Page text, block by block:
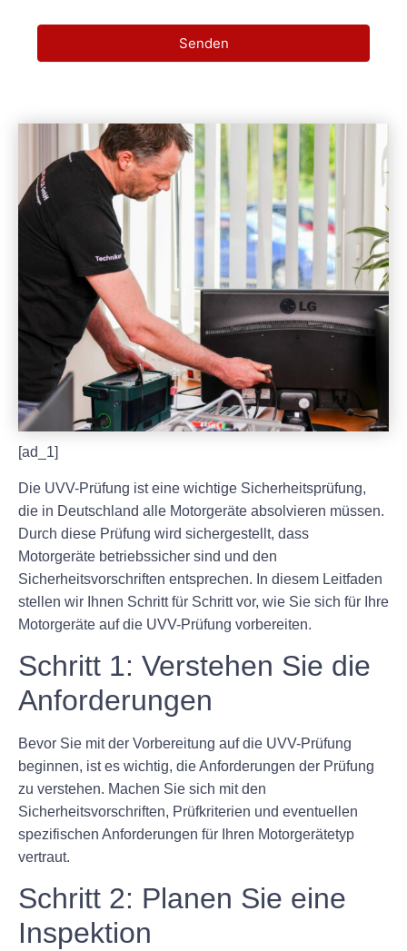
Senden
[ad_1]
Die UVV-Prüfung ist eine wichtige Sicherheitsprüfung,
die in Deutschland alle Motorgeräte absolvieren müssen.
Durch diese Prüfung wird sichergestellt, dass
Motorgeräte betriebssicher sind und den
Sicherheitsvorschriften entsprechen. In diesem Leitfaden
stellen wir Ihnen Schritt für Schritt vor, wie Sie sich für Ihre
Motorgeräte auf die UVV-Prüfung vorbereiten.
Schritt 1: Verstehen Sie die
Anforderungen
Bevor Sie mit der Vorbereitung auf die UVV-Prüfung
beginnen, ist es wichtig, die Anforderungen der Prüfung
zu verstehen. Machen Sie sich mit den
Sicherheitsvorschriften, Prüfkriterien und eventuellen
spezifischen Anforderungen für Ihren Motorgerätetyp
vertraut.
Schritt 2: Planen Sie eine
Inspektion